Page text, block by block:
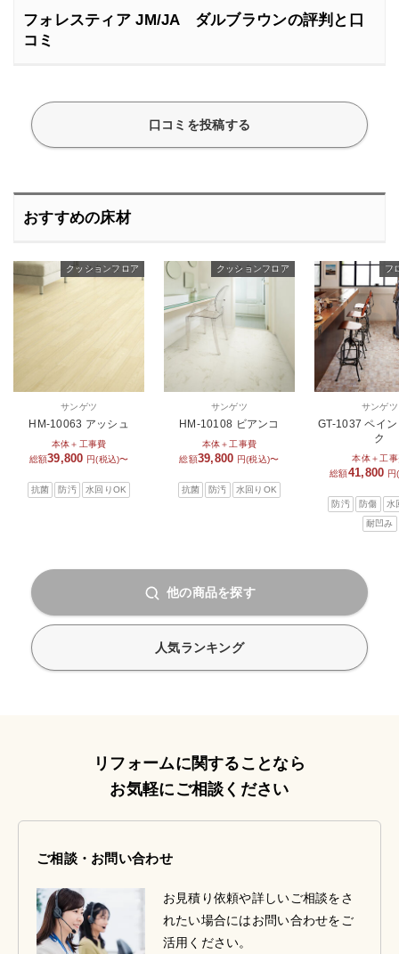
フォレスティア JM/JA ダルブラウンの評判と口
コミ
口コミを投稿する
おすすめの床材
サンゲツ
HM-10063 アッシュ
本体＋工事費
総額39,800 円(税込)〜
抗菌 防汚 水回りOK
スタンダード
クッションフロア
サンゲツ
HM-10108 ビアンコ
本体＋工事費
総額39,800 円(税込)〜
抗菌 防汚 水回りOK
スタンダード
クッションフロア
サンゲツ
GT-1037 ペイ
ク
本体＋工
総額41,800 円
防汚 防傷
水
耐凹み
ス
フ
他の商品を探す
人気ランキング
リフォームに関することなら
お気軽にご相談ください
ご相談・お問い合わせ
お見積り依頼や詳しいご相談をさ
れたい場合にはお問い合わせをご
活用ください。